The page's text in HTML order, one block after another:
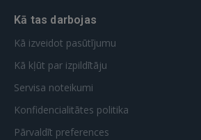
Kā tas darbojas
Kā izveidot pasūtījumu
Kā kļūt par izpildītāju
Servisa noteikumi
Konfidencialitātes politika
Pārvaldīt preferences